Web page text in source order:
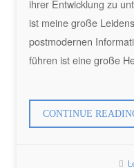
ihrer Entwicklung zu
ist meine große
postmodernen
führen ist eine große
CONTINUE